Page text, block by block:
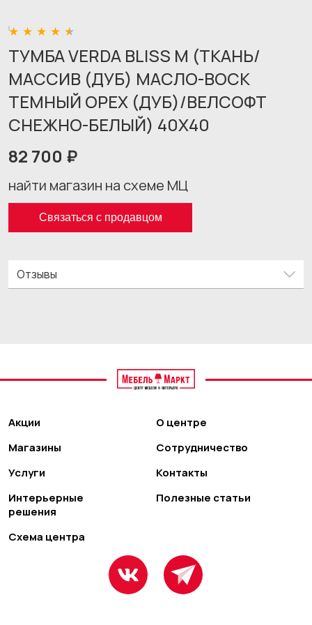
ТУМБА VERDA BLISS M (ТКАНЬ/
МАССИВ (ДУБ) МАСЛО-ВОСК
ТЕМНЫЙ ОРЕХ (ДУБ)/ВЕЛСОФТ
СНЕЖНО-БЕЛЫЙ) 40X40
82 700 ₽
найти магазин на схеме МЦ
Связаться с продавцом
Отзывы
Акции
Магазины
Услуги
Интерьерные
решения
Схема центра
О центре
Сотрудничество
Контакты
Полезные статьи